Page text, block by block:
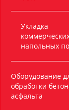
Укладка
напольных
Оборудование
обработки
асфальта